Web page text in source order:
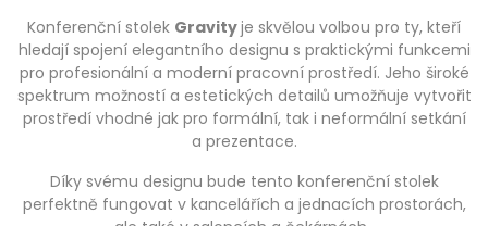
Konferenční stolek Gravityje skvělou volbou pro ty, kteří
hledají spojení elegantního designu s praktickými funkcemi
pro profesionální a moderní pracovní prostředí. Jeho široké
spektrum možností a estetických detailů umožňuje vytvořit
prostředí vhodné jak pro formální, tak i neformální setkání
a prezentace.
Díky svému designu bude tento konferenční stolek
perfektně fungovat v kancelářích a jednacích prostorách,